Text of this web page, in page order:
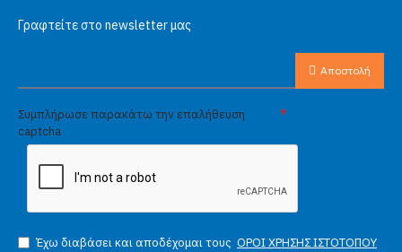
Γραφτείτε στο newsletter μας
Αποστολή
Συμπλήρωσε παρακάτω την επαλήθευση
captcha
Έχω διαβάσει και αποδέχομαι τους ΟΡΟΙ ΧΡΗΣΗΣ ΙΣΤΟΤΟΠΟΥ